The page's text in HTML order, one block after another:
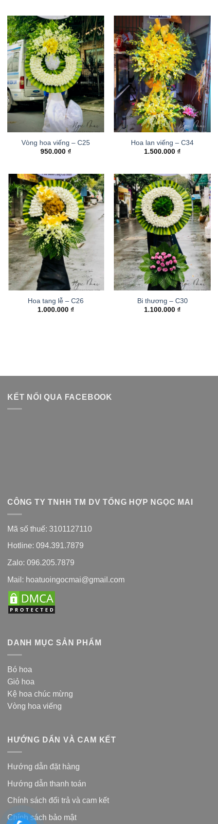
Vòng hoa viếng – C25
950.000 ₫
Hoa lan viếng – C34
1.500.000 ₫
Hoa tang lễ – C26
1.000.000 ₫
Bi thương – C30
1.100.000 ₫
KẾT NỐI QUA FACEBOOK
CÔNG TY TNHH TM DV TỔNG HỢP NGỌC MAI
Mã số thuế: 3101127110
Hotline: 094.391.7879
Zalo: 096.205.7879
Mail: hoatuoingocmai@gmail.com
DANH MỤC SẢN PHẨM
Bó hoa
Giỏ hoa
Kệ hoa chúc mừng
Vòng hoa viếng
HƯỚNG DẨN VÀ CAM KẾT
Hướng dẫn đặt hàng
Hướng dẫn thanh toán
Chính sách đổi trả và cam kết
Chính sách bảo mật